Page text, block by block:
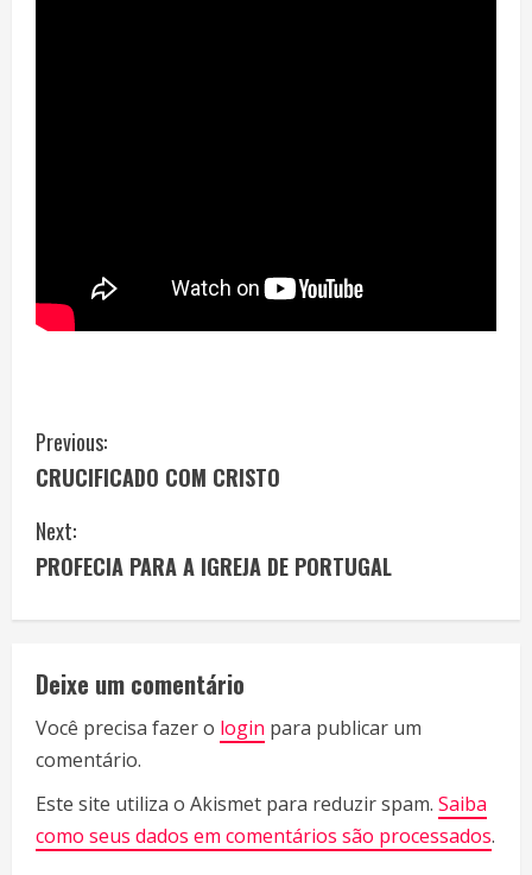
C
o
n
n
u
e
R
Previous:
CRUCIFICADO COM CRISTO
Next:
PROFECIA PARA A IGREJA DE PORTUGAL
Deixe um comentário
Você precisa fazer o login para publicar um
comentário.
Este site utiliza o Akismet para reduzir spam. Saiba
como seus dados em comentários são processados.